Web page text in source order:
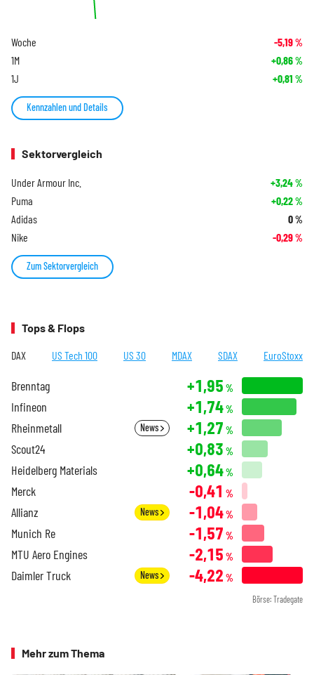
Woche -5,19%
1M +0,86%
1J +0,81 %
Kennzahlen und Details
Sektorvergleich
Under Armour Inc. +3,24%
Puma +0,22%
Adidas 0%
Nike -0,29%
Zum Sektorvergleich
Tops & Flops
DAX US Tech 100 US 30 MDAX SDAX EuroStoxx
Brenntag +1,95 %
Infineon +1,74%
Rheinmetall News +1,27 %
Scout24 +0,83 %
Heidelberg Materials +0,64%
Merck -0,41 %
Allianz News -1,04%
Munich Re -1,57 %
MTU Aero Engines -2,15 %
Daimler Truck News -4,22 %
Börse: Tradegate
Mehr zum Thema